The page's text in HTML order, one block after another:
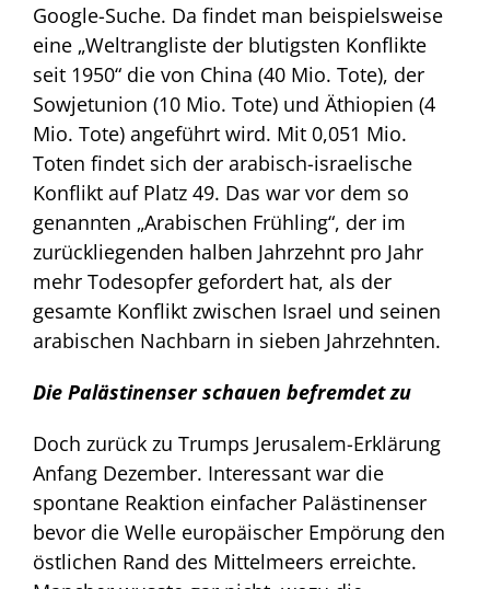
Google-Suche. Da findet man beispielsweise
eine „Weltrangliste der blutigsten Konflikte
seit 1950“ die von China (40 Mio. Tote), der
Sowjetunion (10 Mio. Tote) und Äthiopien (4
Mio. Tote) angeführt wird. Mit 0,051 Mio.
Toten findet sich der arabisch-israelische
Konflikt auf Platz 49. Das war vor dem so
genannten „Arabischen Frühling“, der im
zurückliegenden halben Jahrzehnt pro Jahr
mehr Todesopfer gefordert hat, als der
gesamte Konflikt zwischen Israel und seinen
arabischen Nachbarn in sieben Jahrzehnten.
Die Palästinenser schauen befremdet zu
Doch zurück zu Trumps Jerusalem-Erklärung
Anfang Dezember. Interessant war die
spontane Reaktion einfacher Palästinenser
bevor die Welle europäischer Empörung den
östlichen Rand des Mittelmeers erreichte.